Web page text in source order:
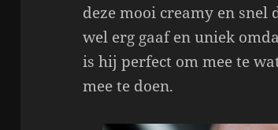
deze mooi creamy en snel
wel erg gaaf en uniek
is hij perfect om mee te
mee te doen.